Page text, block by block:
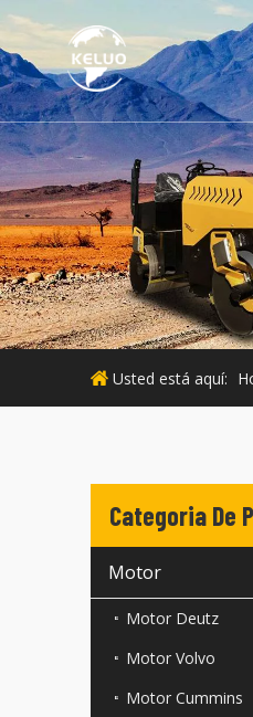
Usted está aquí:
Categoria De
Motor
Motor Deutz
Motor Volvo
Motor Cummins